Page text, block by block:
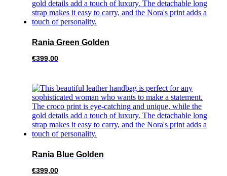
Rania Green Golden
€399,00
Rania Blue Golden
€399,00